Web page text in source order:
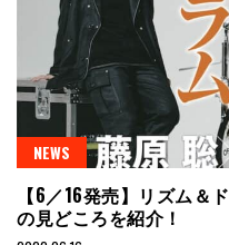
NEWS
【6／16発売】リズム＆
の見どころを紹介！